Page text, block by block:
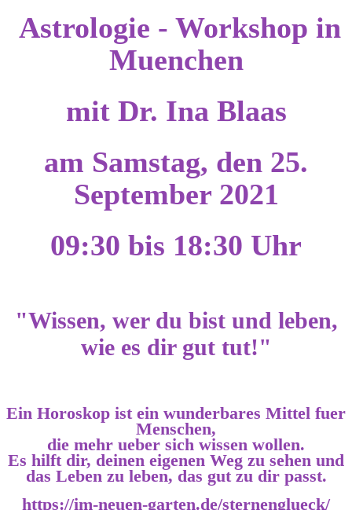
Astrologie - Workshop in
Muenchen
mit Dr. Ina Blaas
am Samstag, den 25.
September 2021
09:30 bis 18:30 Uhr
"Wissen, wer du bist und leben,
wie es dir gut tut!"
Ein Horoskop ist ein wunderbares Mittel fuer
Menschen,
die mehr ueber sich wissen wollen.
Es hilft dir, deinen eigenen Weg zu sehen und
das Leben zu leben, das gut zu dir passt.
https://im-neuen-garten.de/sternenglueck/